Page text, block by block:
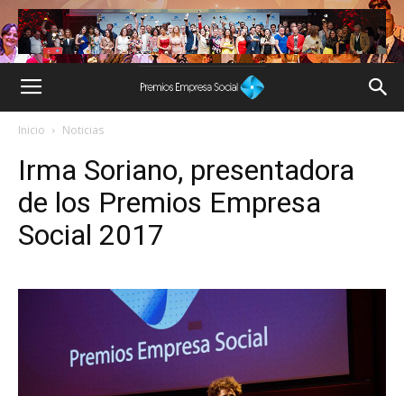
Inicio Noticias
Irma Soriano, presentadora
de los Premios Empresa
Social 2017